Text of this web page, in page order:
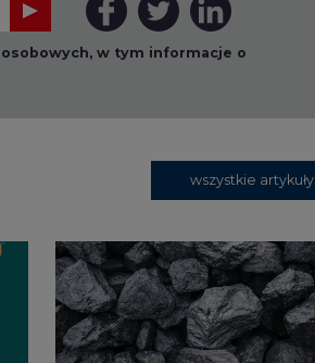
2026-07-09 10:30
w Polsce według
2025 r.